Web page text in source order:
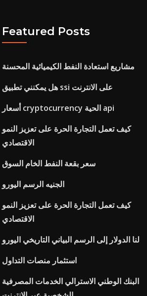
Featured Posts
مشاريع استعادة النفط الكيميائية المحسنة
هل يمكنني تطبيق ssi على الانترنت
أسعار cryptocurrency الحية api
كيف تعمل التجارة الحرة على تعزيز النمو
الاقتصادي
سعر بقعة النفط الخام السوق
الجنيه الرسم اليورو
كيف تعمل التجارة الحرة على تعزيز النمو
الاقتصادي
لنا الدولار إلى الرسم البياني التاريخي اليورو
استثمار منصات التداول
البنك الوطني الاسترالي الخدمات المصرفية